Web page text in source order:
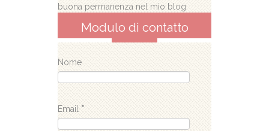
buona permanenza nel mio blog
Modulo di contatto
Nome
Email *